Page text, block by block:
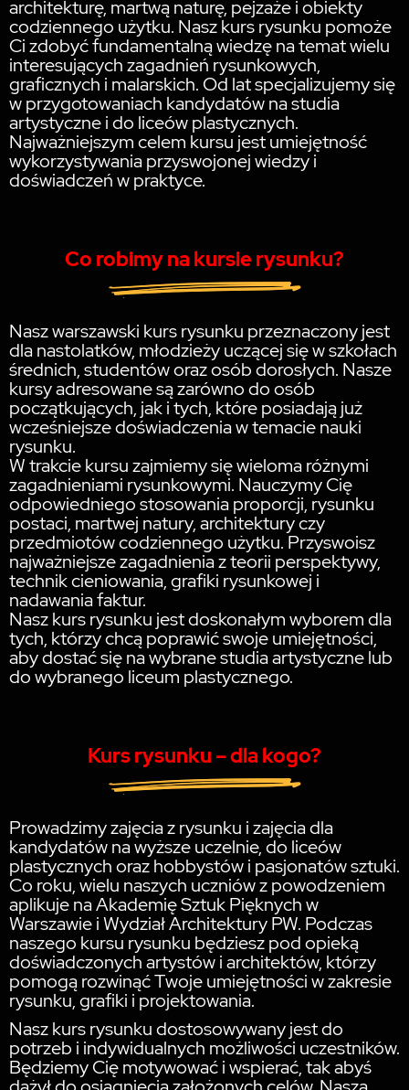
architekturę, martwą naturę, pejzaże i obiekty
codziennego użytku. Nasz kurs rysunku pomoże
Ci zdobyć fundamentalną wiedzę na temat wielu
interesujących zagadnień rysunkowych,
graficznych i malarskich. Od lat specjalizujemy się
w przygotowaniach kandydatów na studia
artystyczne i do liceów plastycznych.
Najważniejszym celem kursu jest umiejętność
wykorzystywania przyswojonej wiedzy i
doświadczeń w praktyce.
Co robimy na kursie rysunku?
Nasz warszawski kurs rysunku przeznaczony jest
dla nastolatków, młodzieży uczącej się w szkołach
średnich, studentów oraz osób dorosłych. Nasze
kursy adresowane są zarówno do osób
początkujących, jak i tych, które posiadają już
wcześniejsze doświadczenia w temacie nauki
rysunku.
W trakcie kursu zajmiemy się wieloma różnymi
zagadnieniami rysunkowymi. Nauczymy Cię
odpowiedniego stosowania proporcji, rysunku
postaci, martwej natury, architektury czy
przedmiotów codziennego użytku. Przyswoisz
najważniejsze zagadnienia z teorii perspektywy,
technik cieniowania, grafiki rysunkowej i
nadawania faktur.
Nasz kurs rysunku jest doskonałym wyborem dla
tych, którzy chcą poprawić swoje umiejętności,
aby dostać się na wybrane studia artystyczne lub
do wybranego liceum plastycznego.
Kurs rysunku – dla kogo?
Prowadzimy zajęcia z rysunku i zajęcia dla
kandydatów na wyższe uczelnie, do liceów
plastycznych oraz hobbystów i pasjonatów sztuki.
Co roku, wielu naszych uczniów z powodzeniem
aplikuje na Akademię Sztuk Pięknych w
Warszawie i Wydział Architektury PW. Podczas
naszego kursu rysunku będziesz pod opieką
doświadczonych artystów i architektów, którzy
pomogą rozwinąć Twoje umiejętności w zakresie
rysunku, grafiki i projektowania.
Nasz kurs rysunku dostosowywany jest do
potrzeb i indywidualnych możliwości uczestników.
Będziemy Cię motywować i wspierać, tak abyś